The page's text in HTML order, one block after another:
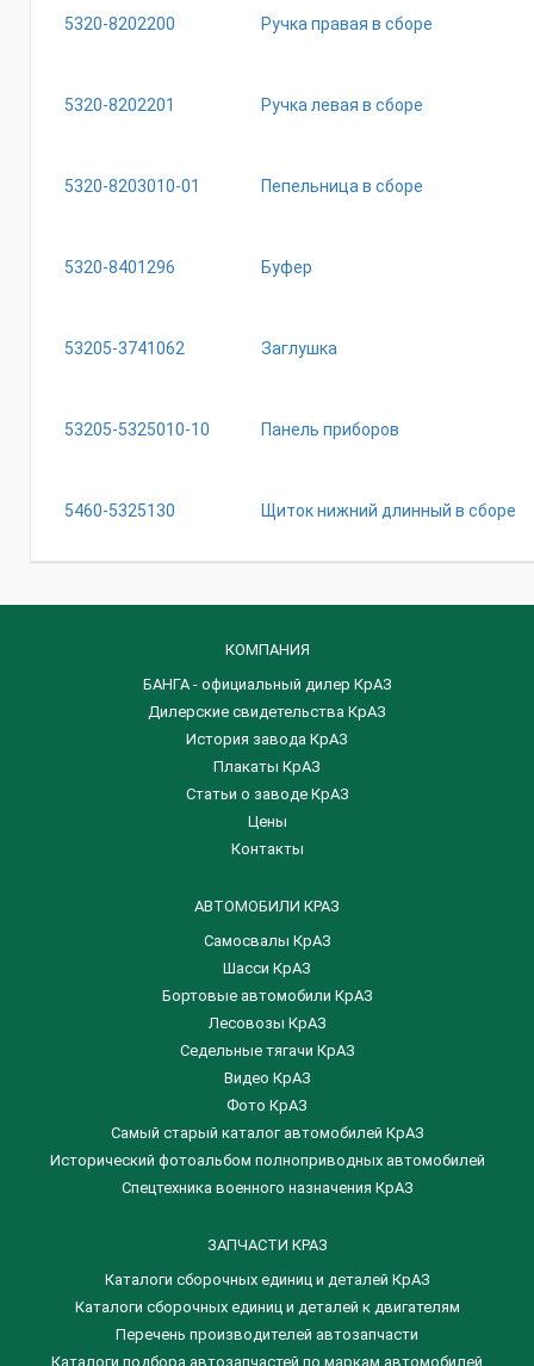
5320-8202200 Ручка правая в сборе
5320-8202201 Ручка левая в сборе
5320-8203010-01 Пепельница в сборе
5320-8401296 Буфер
53205-3741062 Заглушка
53205-5325010-10 Панель приборов
5460-5325130 Щиток нижний длинный в сборе
КОМПАНИЯ
БАНГА - официальный дилер КрАЗ
Дилерские свидетельства КрАЗ
История завода КрАЗ
Плакаты КрАЗ
Статьи о заводе КрАЗ
Цены
Контакты
АВТОМОБИЛИ КРАЗ
Самосвалы КрАЗ
Шасси КрАЗ
Бортовые автомобили КрАЗ
Лесовозы КрАЗ
Седельные тягачи КрАЗ
Видео КрАЗ
Фото КрАЗ
Самый старый каталог автомобилей КрАЗ
Исторический фотоальбом полноприводных автомобилей
Спецтехника военного назначения КрАЗ
ЗАПЧАСТИ КРАЗ
Каталоги сборочных единиц и деталей КрАЗ
​Каталоги сборочных единиц и деталей к двигателям
Перечень производителей автозапчасти
Каталоги подбора автозапчастей по маркам автомобилей